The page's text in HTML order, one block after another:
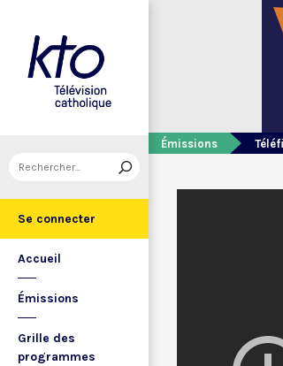
Se connecter
Accueil
Émissions
Grille des
programmes
Émissions